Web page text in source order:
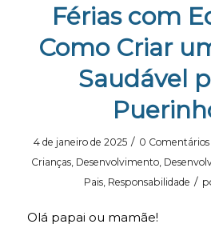
Férias com
Como Criar
Saudável
4 de janeiro de 2025 / 0 Comentários
Crianças Desenvolvimento
Pais, Responsabilidade /
Olá papai ou mamãe!